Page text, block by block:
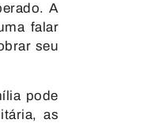
A
falar
seu
pode
as